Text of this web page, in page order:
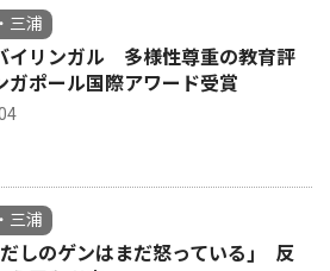
三浦
イリンガル 多様性尊重の教育評
ポール国際アワード受賞
三浦
しのゲンはまだ怒っている｣ 反